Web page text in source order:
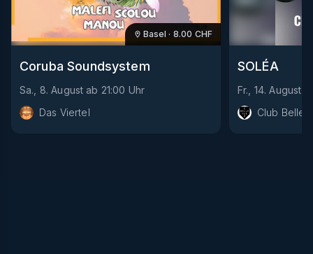
Basel · 8.00 CHF
Coruba Soundsystem
Sa., 8. August ab 21:00 Uhr
Das Viertel
SOLÉA
Fr., 14. August
Club